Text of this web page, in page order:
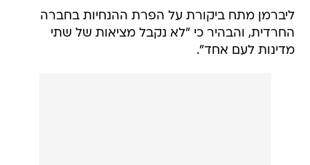
ליברמן מתח ביקורת על הפרת ההנחיות בחברה
החרדית, והבהיר כי "לא נקבל מציאות של שתי
מדינות לעם אחד".